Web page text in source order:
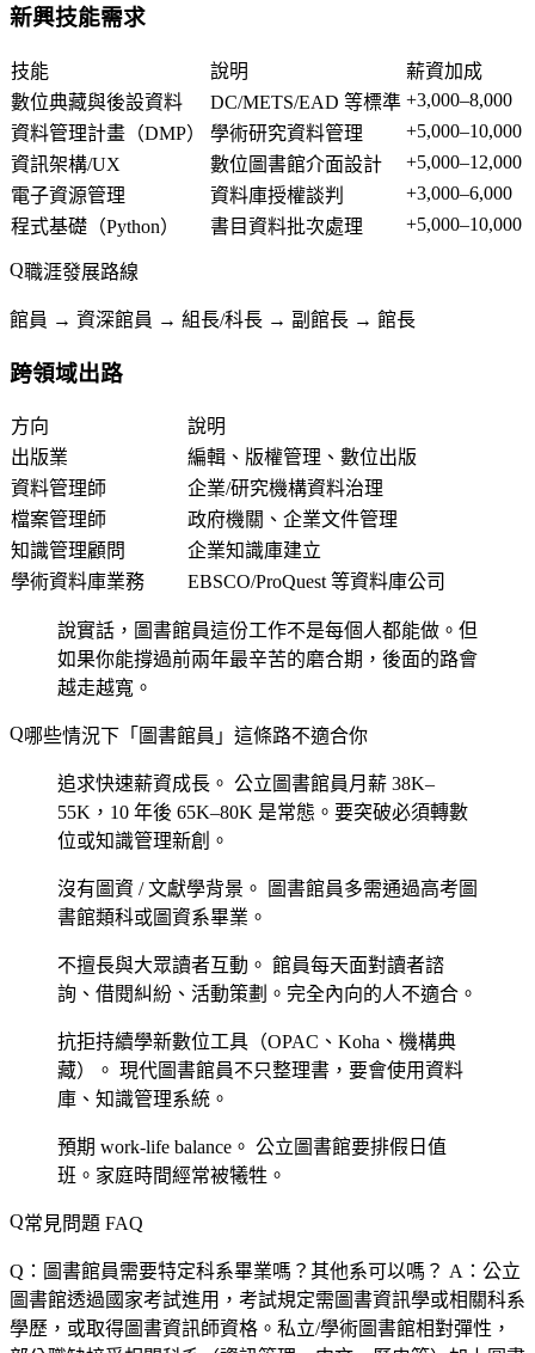
新興技能需求
技能 說明
薪資加成
數位典藏與後設資料
DC/METS/EAD 等標準 +3,000–8,000
資料管理計畫（DMP）
學術研究資料管理
+5,000–10,000
資訊架構/UX
數位圖書館介面設計
+5,000–12,000
電子資源管理
資料庫授權談判
+3,000–6,000
程式基礎（Python）
書目資料批次處理 +5,000–10,000
職涯發展路線
館員 → 資深館員 → 組長/科長 → 副館長 → 館長
跨領域出路
方向
說明
出版業
編輯、版權管理、數位出版
資料管理師
企業/研究機構資料治理
檔案管理師
政府機關、企業文件管理
知識管理顧問
企業知識庫建立
學術資料庫業務
EBSCO/ProQuest 等資料庫公司
說實話，圖書館員這份工作不是每個人都能做。但
如果你能撐過前兩年最辛苦的磨合期，後面的路會
越走越寬。
哪些情況下「圖書館員」這條路不適合你
追求快速薪資成長。 公立圖書館員月薪 38K–
55K，10 年後 65K–80K 是常態。要突破必須轉數
位或知識管理新創。
沒有圖資 / 文獻學背景。
圖書館員多需通過高考圖
書館類科或圖資系畢業。
不擅長與大眾讀者互動。 館員每天面對讀者諮
詢、借閱糾紛、活動策劃。完全內向的人不適合。
抗拒持續學新數位工具（OPAC、Koha、機構典
藏）。 現代圖書館員不只整理書，要會使用資料
庫、知識管理系統。
預期 work-life balance。 公立圖書館要排假日值
班。家庭時間經常被犧牲。
常見問題 FAQ
Q：圖書館員需要特定科系畢業嗎？其他系可以嗎？ A：公立
圖書館透過國家考試進用，考試規定需圖書資訊學或相關科系
學歷，或取得圖書資訊師資格。私立/學術圖書館相對彈性，